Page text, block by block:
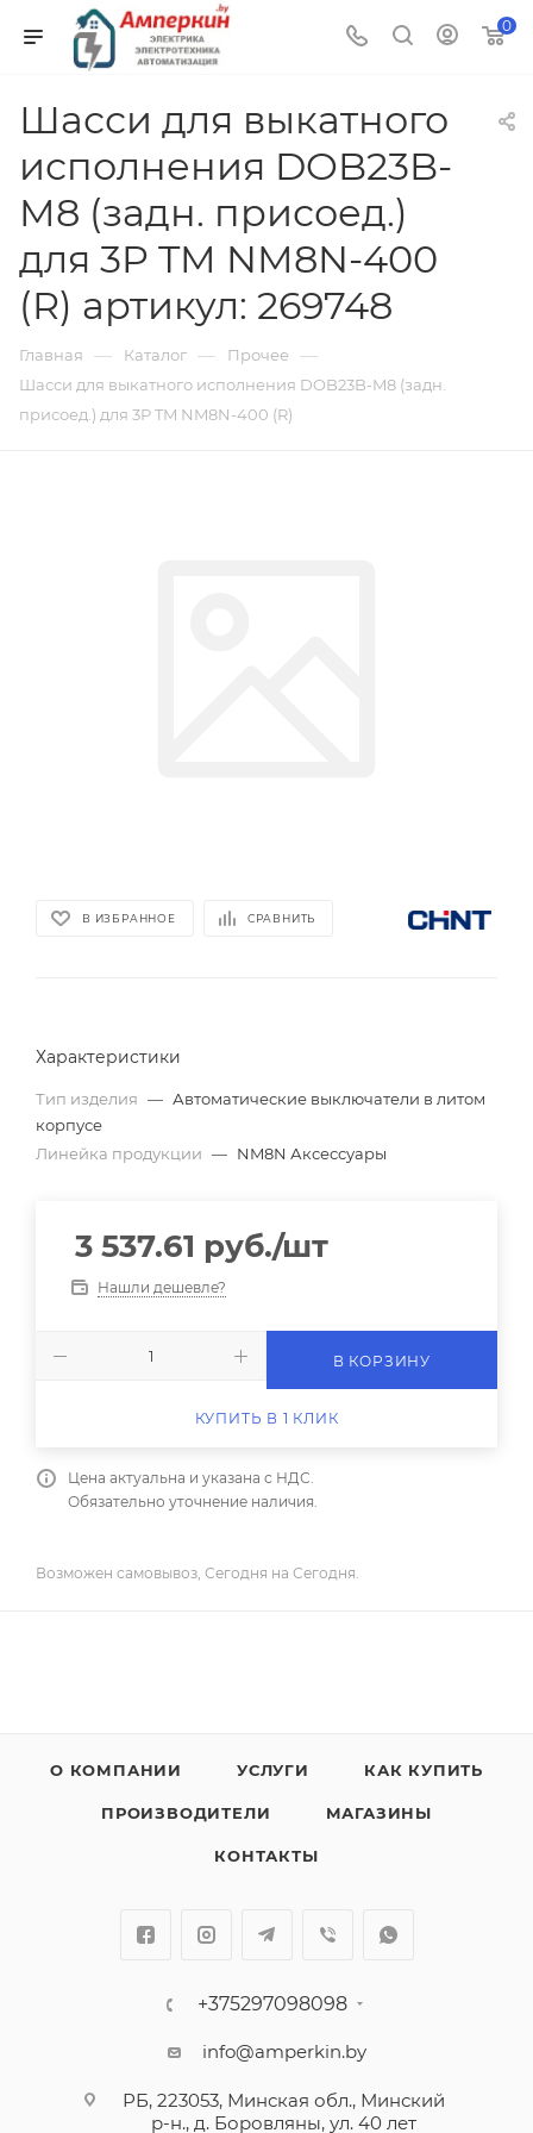
0
Шасси для выкатного
исполнения DOB23B-
M8 (задн. присоед.)
для 3P TM NM8N-400
(R) артикул: 269748
Главная — Каталог — Прочее —
Шасси для выкатного исполнения DOB23B-M8 (задн.
присоед.) для 3P TM NM8N-400 (R)
В ИЗБРАННОЕ СРАВНИТЬ
Характеристики
Тип изделия — Автоматические выключатели в литом
корпусе
Линейка продукции — NM8N Аксессуары
3 537.61 руб./шт
Нашли дешевле?
В КОРЗИНУ
КУПИТЬ В 1 КЛИК
Цена актуальна и указана с НДС.
Обязательно уточнение наличия.
Возможен самовывоз, Сегодня на Сегодня.
О КОМПАНИИ УСЛУГИ КАК КУПИТЬ
ПРОИЗВОДИТЕЛИ МАГАЗИНЫ
КОНТАКТЫ
+375297098098
info@amperkin.by
РБ, 223053, Минская обл., Минский
р-н., д. Боровляны, ул. 40 лет